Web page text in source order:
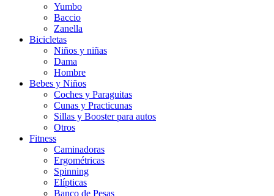
Yumbo
Baccio
Zanella
Bicicletas
Niños y niñas
Dama
Hombre
Bebes y Niños
Coches y Paraguitas
Cunas y Practicunas
Sillas y Booster para autos
Otros
Fitness
Caminadoras
Ergométricas
Spinning
Elípticas
Banco de Pesas